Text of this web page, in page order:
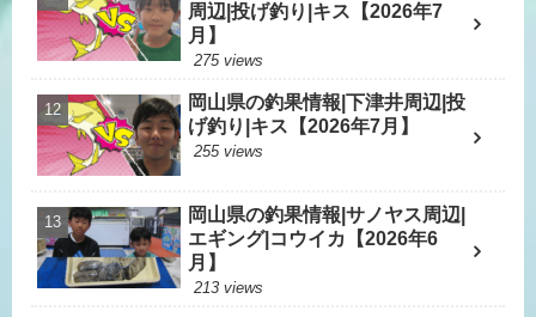
周辺|投げ釣り|キス【2026年7
月】
275 views
岡山県の釣果情報|下津井周辺|投
げ釣り|キス【2026年7月】
255 views
岡山県の釣果情報|サノヤス周辺|
エギング|コウイカ【2026年6
月】
213 views